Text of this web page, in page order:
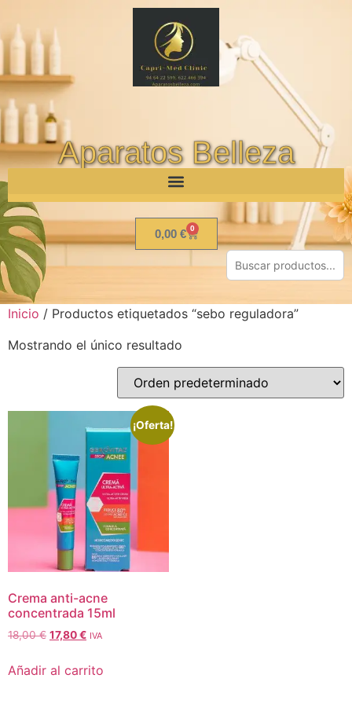
Aparatos Belleza
0,00 € 0
Inicio / Productos etiquetados “sebo reguladora”
Mostrando el único resultado
¡Oferta!
Crema anti-acne
concentrada 15ml
18,00€ 17,80€ IVA
Añadir al carrito